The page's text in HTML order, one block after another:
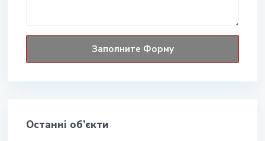
Останні об’єкти